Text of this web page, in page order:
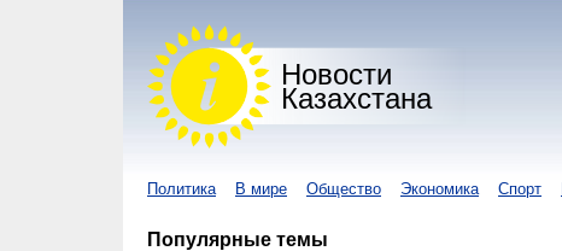
Новости
Казахстана
Политика В мире Общество Экономика Спорт
Популярные темы